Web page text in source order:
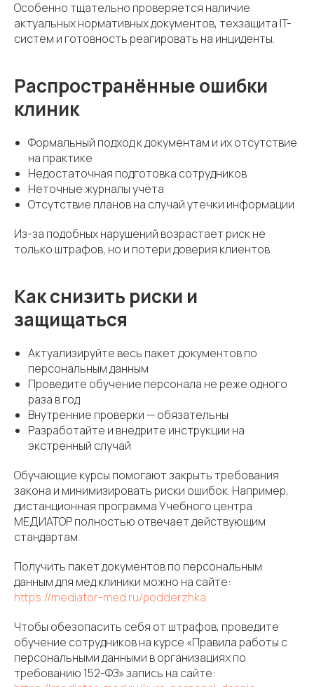
Особенно тщательно проверяется наличие
актуальных нормативных документов, техзащита IT-
систем и готовность реагировать на инциденты.
Распространённые ошибки
клиник
Формальный подход к документам и их отсутствие
на практике
Недостаточная подготовка сотрудников
Неточные журналы учёта
Отсутствие планов на случай утечки информации
Из-за подобных нарушений возрастает риск не
только штрафов, но и потери доверия клиентов.
Как снизить риски и
защищаться
Актуализируйте весь пакет документов по
персональным данным
Проведите обучение персонала не реже одного
раза в год
Внутренние проверки — обязательны
Разработайте и внедрите инструкции на
экстренный случай
Обучающие курсы помогают закрыть требования
закона и минимизировать риски ошибок. Например,
дистанционная программа Учебного центра
МЕДИАТОР полностью отвечает действующим
стандартам.
Получить пакет документов по персональным
данным для мед.клиники можно на сайте:
https://mediator-med.ru/podderzhka
Чтобы обезопасить себя от штрафов, проведите
обучение сотрудников на курсе «Правила работы с
персональными данными в организациях по
требованию 152-ФЗ» запись на сайте: